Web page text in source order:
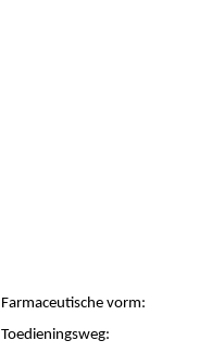
Farmaceutische vorm:
Toedieningsweg: